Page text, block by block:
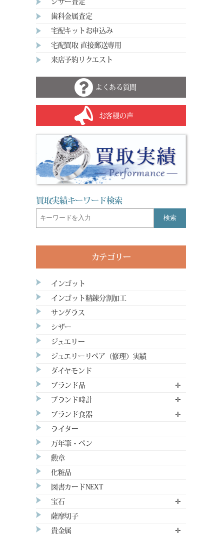
シザー査定
歯科金属査定
宅配キットお申込み
宅配買取 直接郵送専用
来店予約リクエスト
よくある質問
お客様の声
買取実績キーワード検索
検索
カテゴリー
インゴット
インゴット精錬分割加工
サングラス
シザー
ジュエリー
ジュエリーリペア（修理）実績
ダイヤモンド
ブランド品 ✛
ブランド時計 ✛
ブランド食器 ✛
ライター
万年筆・ペン
勲章
化粧品
図書カードNEXT
宝石 ✛
薩摩切子
貴金属 ✛